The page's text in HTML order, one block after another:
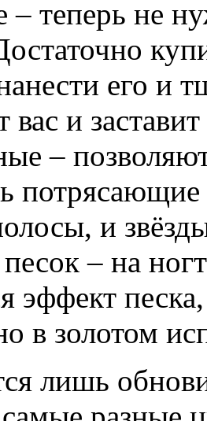
теперь не
его и
вас и
–
и
– на
эффект
в золотом
лишь